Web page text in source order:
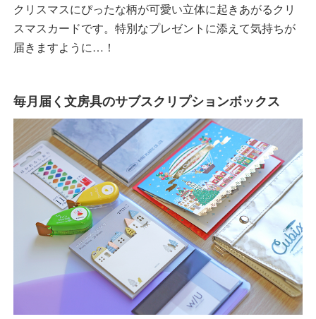
クリスマスにぴったな柄が可愛い立体に起きあがるクリ
スマスカードです。特別なプレゼントに添えて気持ちが
届きますように…！
毎月届く文房具のサブスクリプションボックス